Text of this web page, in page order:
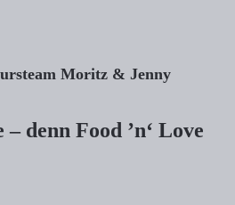
Moritz & Jenny
denn Food ’n‘ Love